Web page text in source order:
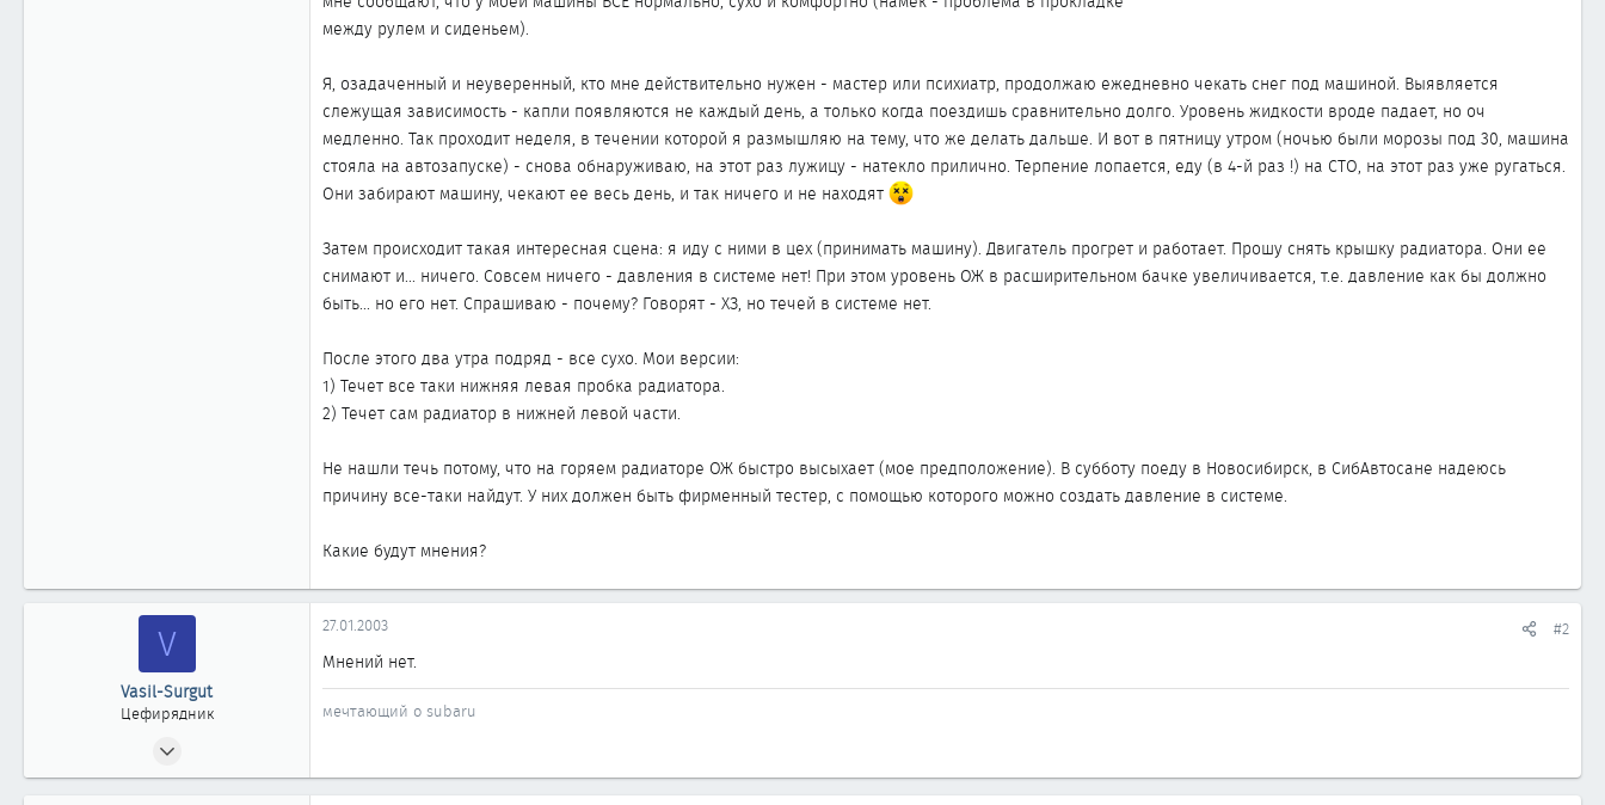
между рулем и сиденьем).
Я, озадаченный и неуверенный, кто мне действительно нужен - мастер или психиатр, продолжаю ежедневно чекать снег под машиной. Выявляется
слежущая зависимость - капли появляются не каждый день, а только когда поездишь сравнительно долго. Уровень жидкости вроде падает, но оч
медленно. Так проходит неделя, в течении которой я размышляю на тему, что же делать дальше. И вот в пятницу утром (ночью были морозы под 30, машина
стояла на автозапуске) - снова обнаруживаю, на этот раз лужицу - натекло прилично. Терпение лопается, еду (в 4-й раз !) на СТО, на этот раз уже ругаться.
Они забирают машину, чекают ее весь день, и так ничего и не находят
Затем происходит такая интересная сцена: я иду с ними в цех (принимать машину). Двигатель прогрет и работает. Прошу снять крышку радиатора. Они ее
снимают и... ничего. Совсем ничего - давления в системе нет! При этом уровень ОЖ в расширительном бачке увеличивается, т.е. давление как бы должно
быть... но его нет. Спрашиваю - почему? Говорят - ХЗ, но течей в системе нет.
После этого два утра подряд - все сухо. Мои версии:
1) Течет все таки нижняя левая пробка радиатора.
2) Течет сам радиатор в нижней левой части.
Не нашли течь потому, что на горяем радиаторе ОЖ быстро высыхает (мое предположение). В субботу поеду в Новосибирск, в СибАвтосане надеюсь
причину все-таки найдут. У них должен быть фирменный тестер, с помощью которого можно создать давление в системе.
Какие будут мнения?
V
Vasil-Surgut
Цефирядник
58
27.01.2003 #2
Мнений нет.
мечтающий о subaru